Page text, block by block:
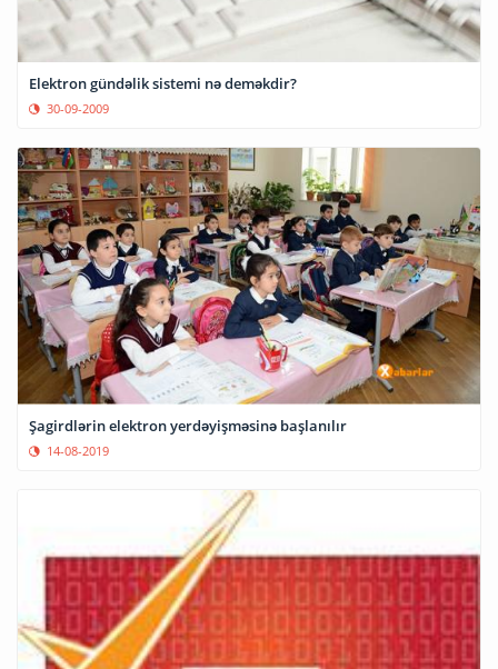
Elektron gündəlik sistemi nə deməkdir?
30-09-2009
Şagirdlərin elektron yerdəyişməsinə başlanılır
14-08-2019